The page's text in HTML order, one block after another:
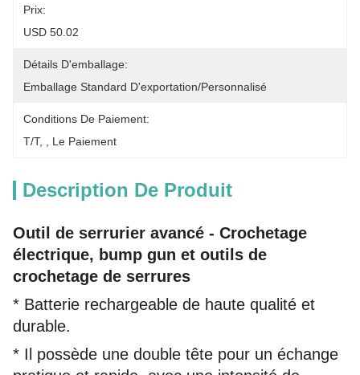
Prix:
USD 50.02
Détails D'emballage:
Emballage Standard D'exportation/personnalisé
Conditions De Paiement:
T/T, , Le Paiement
Description De Produit
Outil de serrurier avancé - Crochetage
électrique, bump gun et outils de
crochetage de serrures
* Batterie rechargeable de haute qualité et
durable.
* Il possède une double tête pour un échange